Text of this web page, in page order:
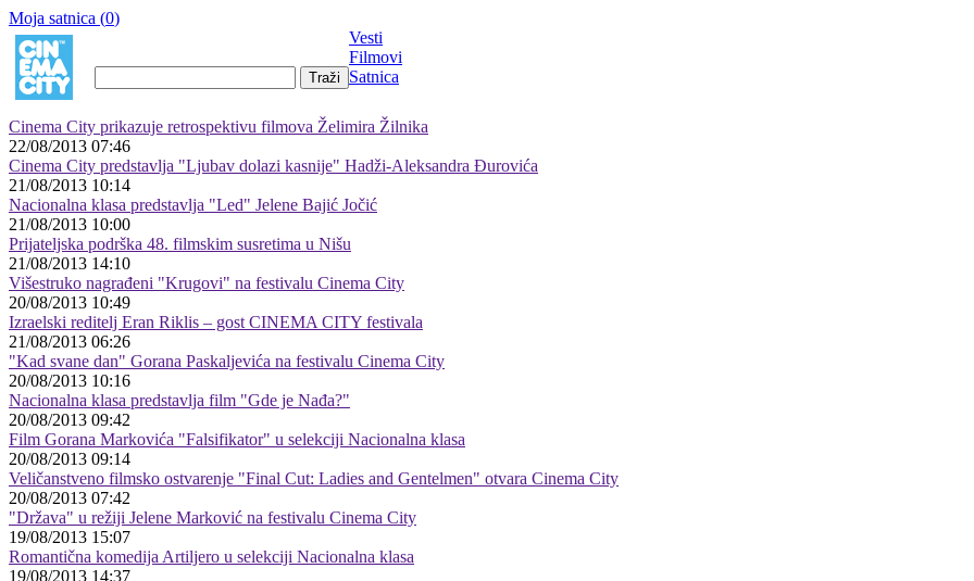
Moja satnica (0)
Vesti
Filmovi
Satnica
Cinema City prikazuje retrospektivu filmova Želimira Žilnika
22/08/2013 07:46
Cinema City predstavlja "Ljubav dolazi kasnije" Hadži-Aleksandra Đurovića
21/08/2013 10:14
Nacionalna klasa predstavlja "Led" Jelene Bajić Jočić
21/08/2013 10:00
Prijateljska podrška 48. filmskim susretima u Nišu
21/08/2013 14:10
Višestruko nagrađeni "Krugovi" na festivalu Cinema City
20/08/2013 10:49
Izraelski reditelj Eran Riklis – gost CINEMA CITY festivala
21/08/2013 06:26
"Kad svane dan" Gorana Paskaljevića na festivalu Cinema City
20/08/2013 10:16
Nacionalna klasa predstavlja film "Gde je Nađa?"
20/08/2013 09:42
Film Gorana Markovića "Falsifikator" u selekciji Nacionalna klasa
20/08/2013 09:14
Veličanstveno filmsko ostvarenje "Final Cut: Ladies and Gentelmen" otvara Cinema City
20/08/2013 07:42
"Država" u režiji Jelene Marković na festivalu Cinema City
19/08/2013 15:07
Romantična komedija Artiljero u selekciji Nacionalna klasa
19/08/2013 14:37